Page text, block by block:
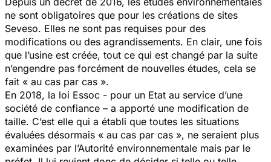
ne sont obligatoires que pour les créations de sites
Seveso. Elles ne sont pas requises pour des
modifications ou des agrandissements. En clair, une fois
que l’usine est créée, tout ce qui est changé par la suite
n’engendre pas forcément de nouvelles études, cela se
fait « au cas par cas ».
En 2018, la loi Essoc - pour un Etat au service d’une
société de confiance – a apporté une modification de
taille. C’est elle qui a établi que toutes les situations
évaluées désormais « au cas par cas », ne seraient plus
examinées par l’Autorité environnementale mais par le